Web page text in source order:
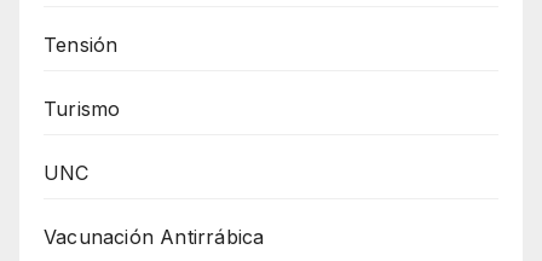
Tensión
Turismo
UNC
Vacunación Antirrábica